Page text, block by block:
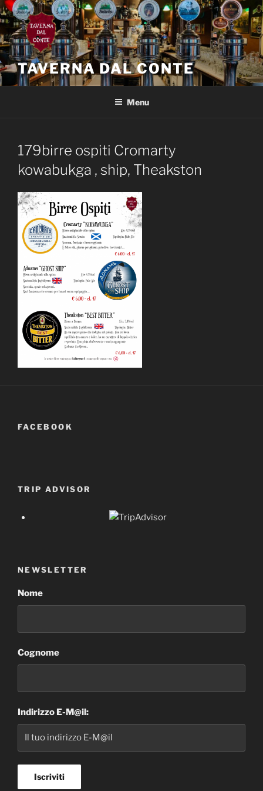
Salta
al
contenuto
TAVERNA DAL CONTE
Menu
179birre ospiti Cromarty
kowabukga , ship, Theakston
FACEBOOK
TRIP ADVISOR
NEWSLETTER
Nome
Cognome
Indirizzo E-M@il: